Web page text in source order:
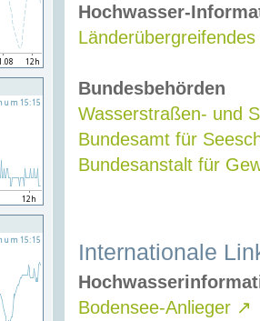
Hochwasser-
Bundesbehörden
Wasserstraßen- und
Bundesamt für
Bundesanstalt für
Internationale
Bodensee-Anlieger ↗